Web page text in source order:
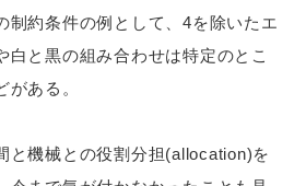
制約条件の例として、4を除いたエ
白と黒の組み合わせは特定のとこ
ある。
機械との役割分担(allocation)を